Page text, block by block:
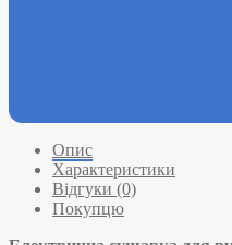
Опис
Характеристики
Відгуки (0)
Покупцю